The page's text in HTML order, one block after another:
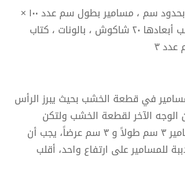
، ١٥ سم وسمكها بحدود سم ، مسامیر بطول سم عدد ١٠٠ ×
المواد : قطعة خشب أبعادها ٢٠ شاكوش ، بالونات ، كتاب
في قطعة الخشب بحیث یبرز الرأس
الوجه الآخر لقطعة الخشب ولتكن
المسافة بین المسامیر ٣ سم طولاً و ٣ سم عرضاً، یجب أن
للمسامیر على ارتفاع واحد، أقلب